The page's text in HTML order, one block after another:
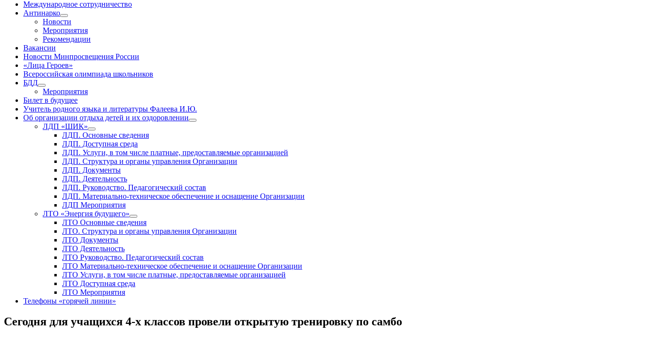
Международное сотрудничество
Антинарко
Новости
Мероприятия
Рекомендации
Вакансии
Новости Минпросвещения России
«Лица Героев»
Всероссийская олимпиада школьников
БДД
Мероприятия
Билет в будущее
Учитель родного языка и литературы Фалеева И.Ю.
Об организации отдыха детей и их оздоровлении
ЛДП «ШИК»
ЛДП. Основные сведения
ЛДП. Доступная среда
ЛДП. Услуги, в том числе платные, предоставляемые организацией
ЛДП. Структура и органы управления Организации
ЛДП. Документы
ЛДП. Деятельность
ЛДП. Руководство. Педагогический состав
ЛДП. Материально-техническое обеспечение и оснащение Организации
ЛДП Мероприятия
ЛТО «Энергия будущего»
ЛТО Основные сведения
ЛТО. Структура и органы управления Организации
ЛТО Документы
ЛТО Деятельность
ЛТО Руководство. Педагогический состав
ЛТО Материально-техническое обеспечение и оснащение Организации
ЛТО Услуги, в том числе платные, предоставляемые организацией
ЛТО Доступная среда
ЛТО Мероприятия
Телефоны «горячей линии»
Сегодня для учащихся 4-х классов провели открытую тренировку по самбо